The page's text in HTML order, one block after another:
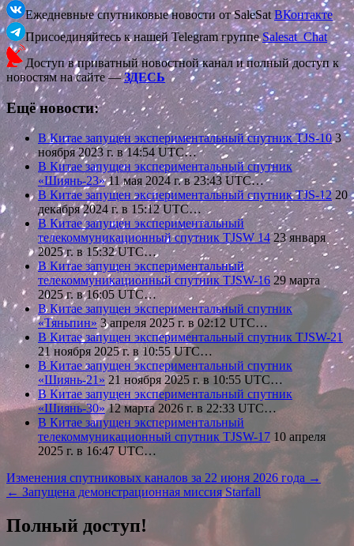
Ежедневные спутниковые новости от SaleSatВКонтакте
Присоединяйтесь к нашей Telegram группеSalesat_Chat
Доступ в приватный новостной канал и полный доступ к
новостям на сайте —ЗДЕСЬ
Ещё новости:
В Китае запущен экспериментальный спутник TJS-103
ноября 2023 г. в 14:54 UTC…
В Китае запущен экспериментальный спутник
«Шиянь-23»11 мая 2024 г. в 23:43 UTC…
В Китае запущен экспериментальный спутник TJS-1220
декабря 2024 г. в 15:12 UTC…
В Китае запущен экспериментальный
телекоммуникационный спутник TJSW 1423 января
2025 г. в 15:32 UTC…
В Китае запущен экспериментальный
телекоммуникационный спутник TJSW-16 29 марта
2025 г. в 16:05 UTC…
В Китае запущен экспериментальный спутник
«Тяньпин»3 апреля 2025 г. в 02:12 UTC…
В Китае запущен экспериментальный спутник TJSW-21
21 ноября 2025 г. в 10:55 UTC…
В Китае запущен экспериментальный спутник
«Шиянь-21» 21 ноября 2025 г. в 10:55 UTC…
В Китае запущен экспериментальный спутник
«Шиянь-30»12 марта 2026 г. в 22:33 UTC…
В Китае запущен экспериментальный
телекоммуникационный спутник TJSW-17 10 апреля
2025 г. в 16:47 UTC…
Навигация
по
записям
Изменения спутниковых каналов за 22 июня 2026 года →
← Запущена демонстрационная миссия Starfall
Полный доступ!